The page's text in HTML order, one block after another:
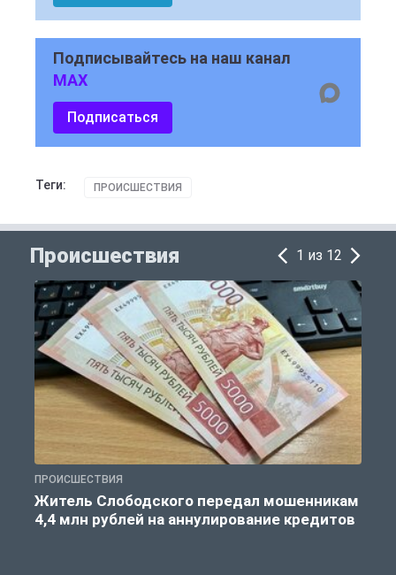
Подписывайтесь на наш канал
MAX
Подписаться
Теги: ПРОИСШЕСТВИЯ
Происшествия 1 из 12
ПРОИСШЕСТВИЯ
Житель Слободского передал мошенникам
4,4 млн рублей на аннулирование кредитов